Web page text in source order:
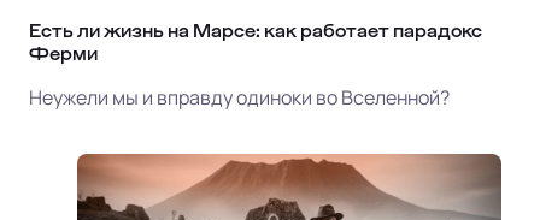
Есть ли жизнь на Марсе: как работает парадокс
Ферми
Неужели мы и вправду одиноки во Вселенной?